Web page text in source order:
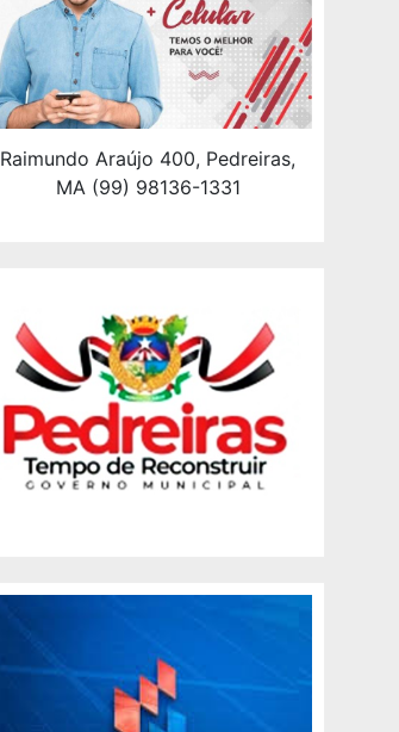
Raimundo Araújo 400, Pedreiras,
MA (99) 98136-1331